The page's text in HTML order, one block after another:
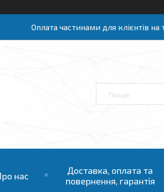
Оплата частинами для клієнтів на
нас
Доставка, оплата та
повернення, гарантія